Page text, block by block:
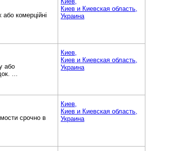
або комерційні
Киев и Киевская область,
Украина
або
...
Киев,
Киев и Киевская область,
Украина
срочно в
Киев,
Киев и Киевская область,
Украина